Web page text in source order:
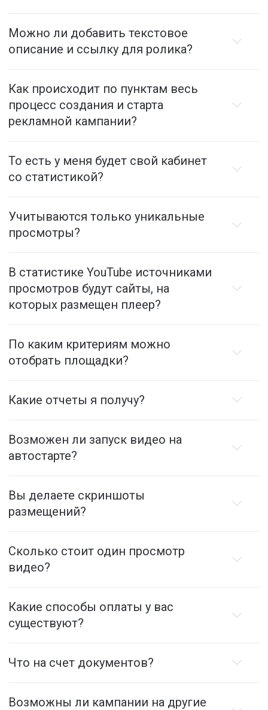
Можно ли добавить текстовое
описание и ссылку для ролика?
Как происходит по пунктам весь
процесс создания и старта
рекламной кампании?
То есть у меня будет свой кабинет
со статистикой?
Учитываются только уникальные
просмотры?
В статистике YouTube источниками
просмотров будут сайты, на
которых размещен плеер?
По каким критериям можно
отобрать площадки?
Какие отчеты я получу?
Возможен ли запуск видео на
автостарте?
Вы делаете скриншоты
размещений?
Сколько стоит один просмотр
видео?
Какие способы оплаты у вас
существуют?
Что на счет документов?
Возможны ли кампании на другие